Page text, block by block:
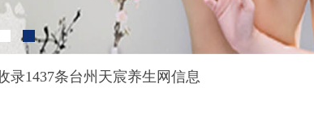
录1437条台州天宸养生网信息